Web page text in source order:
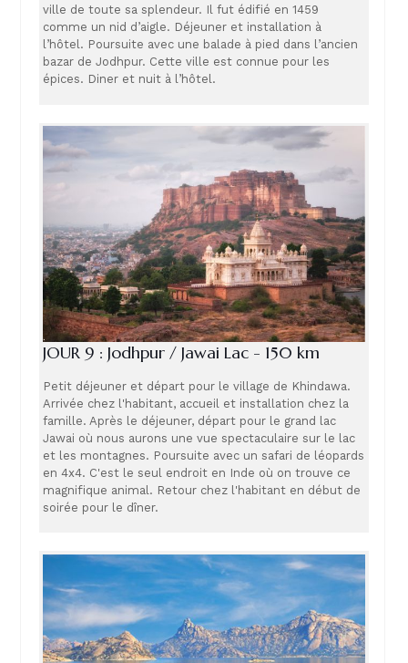
ville de toute sa splendeur. Il fut édifié en 1459
comme un nid d’aigle. Déjeuner et installation à
l’hôtel. Poursuite avec une balade à pied dans l’ancien
bazar de Jodhpur. Cette ville est connue pour les
épices. Diner et nuit à l’hôtel.
JOUR 9 : Jodhpur / Jawai Lac - 150 km
Petit déjeuner et départ pour le village de Khindawa.
Arrivée chez l'habitant, accueil et installation chez la
famille. Après le déjeuner, départ pour le grand lac
Jawai où nous aurons une vue spectaculaire sur le lac
et les montagnes. Poursuite avec un safari de léopards
en 4x4. C'est le seul endroit en Inde où on trouve ce
magnifique animal. Retour chez l'habitant en début de
soirée pour le dîner.